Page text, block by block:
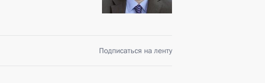
Подписаться на ленту